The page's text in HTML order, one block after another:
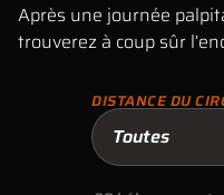
Après une journée
trouverez à coup sûr
DISTANCE DU